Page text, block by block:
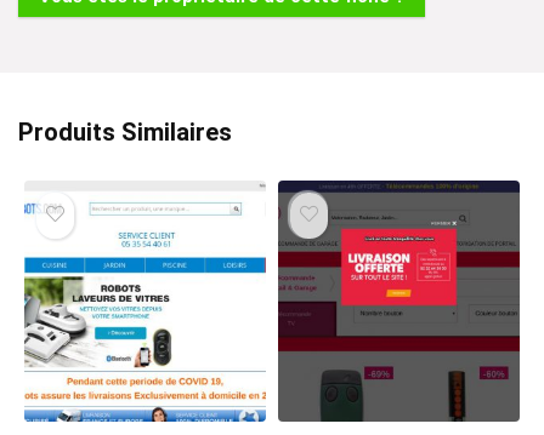
Produits Similaires